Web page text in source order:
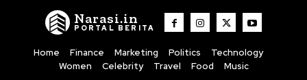
Narasi.in
PORTAL BERITA
Home Finance Marketing Politics
Technology
Women
Celebrity Travel Food Music